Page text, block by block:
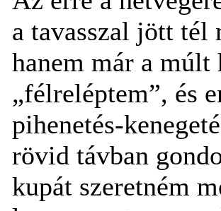
a tavasszal jött tél
hanem már a múlt
„félreléptem”, és
pihenetés-
rövid távban
kupát szeretném